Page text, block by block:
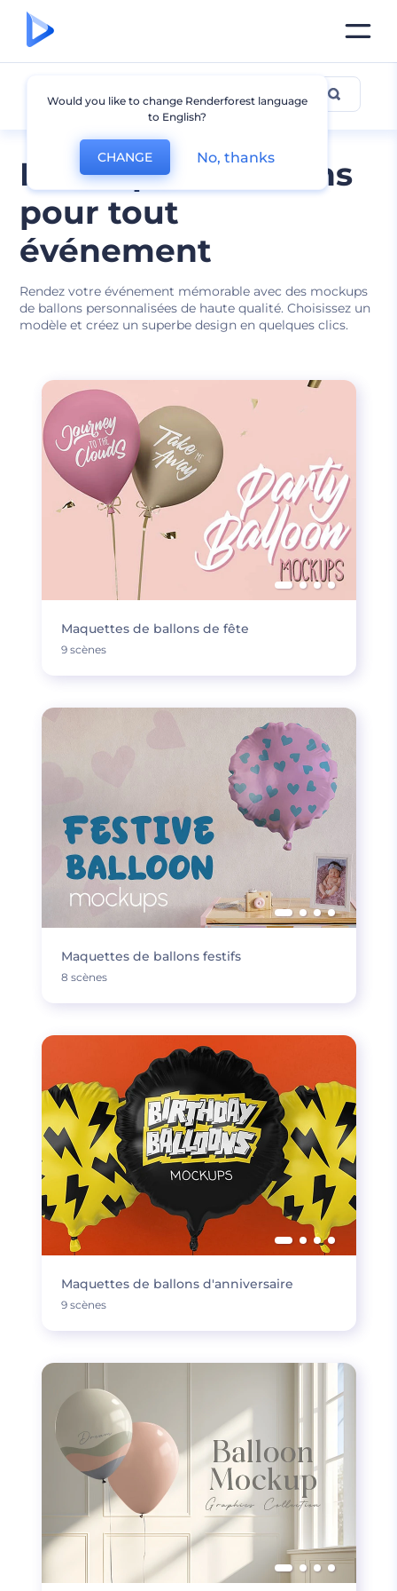
Mockups de ballons
pour tout
événement
Rendez votre événement mémorable avec des mockups
de ballons personnalisées de haute qualité. Choisissez un
modèle et créez un superbe design en quelques clics.
Mockup de ballon
Maquettes de ballons de fête
9 scènes
Maquettes de ballons festifs
8 scènes
Maquettes de ballons d'anniversaire
9 scènes
Would you like to change Renderforest language
to English?
CHANGE No, thanks